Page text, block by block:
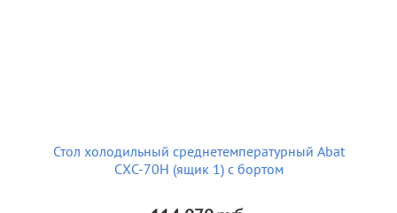
Стол холодильный среднетемпературный Abat
СХС-70Н (ящик 1) с бортом